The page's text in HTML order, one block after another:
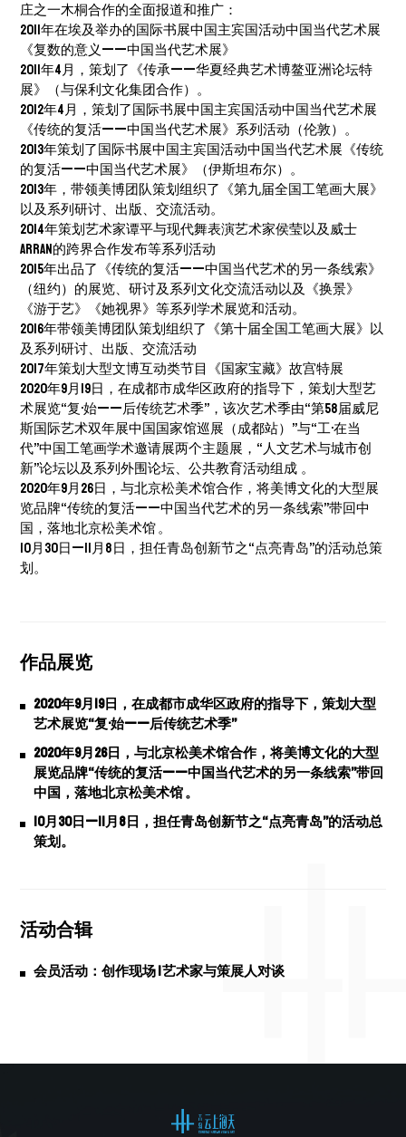
庄之一木桐合作的全面报道和推广：
2011年在埃及举办的国际书展中国主宾国活动中国当代艺术展
《复数的意义——中国当代艺术展》
2011年4月，策划了《传承——华夏经典艺术博鳌亚洲论坛特
展》（与保利文化集团合作）。
2012年4月，策划了国际书展中国主宾国活动中国当代艺术展
《传统的复活——中国当代艺术展》系列活动（伦敦）。
2013年策划了国际书展中国主宾国活动中国当代艺术展《传统
的复活——中国当代艺术展》（伊斯坦布尔）。
2013年，带领美博团队策划组织了《第九届全国工笔画大展》
以及系列研讨、出版、交流活动。
2014年策划艺术家谭平与现代舞表演艺术家侯莹以及威士
ARRAN的跨界合作发布等系列活动
2015年出品了《传统的复活——中国当代艺术的另一条线索》
（纽约）的展览、研讨及系列文化交流活动以及《换景》
《游于艺》《她视界》等系列学术展览和活动。
2016年带领美博团队策划组织了《第十届全国工笔画大展》以
及系列研讨、出版、交流活动
2017年策划大型文博互动类节目《国家宝藏》故宫特展
2020年9月19日，在成都市成华区政府的指导下，策划大型艺
术展览“复·始——后传统艺术季”，该次艺术季由“第58届威尼
斯国际艺术双年展中国国家馆巡展（成都站）”与“工·在当
代”中国工笔画学术邀请展两个主题展，“人文艺术与城市创
新”论坛以及系列外围论坛、公共教育活动组成 。
2020年9月26日，与北京松美术馆合作，将美博文化的大型展
览品牌“传统的复活——中国当代艺术的另一条线索”带回中
国，落地北京松美术馆 。
10月30日—11月8日，担任青岛创新节之“点亮青岛”的活动总策
划。
作品展览
2020年9月19日，在成都市成华区政府的指导下，策划大型
艺术展览“复·始——后传统艺术季”
2020年9月26日，与北京松美术馆合作，将美博文化的大型
展览品牌“传统的复活——中国当代艺术的另一条线索”带回
中国，落地北京松美术馆 。
10月30日—11月8日，担任青岛创新节之“点亮青岛”的活动总
策划。
活动合辑
会员活动：创作现场 | 艺术家与策展人对谈